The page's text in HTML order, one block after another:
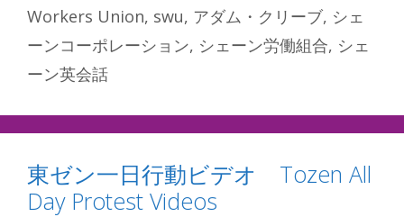
Workers Union, swu, アダム・クリーブ, シェ
ーンコーポレーション, シェーン労働組合, シェ
ーン英会話
東ゼン一日行動ビデオ Tozen All
Day Protest Videos